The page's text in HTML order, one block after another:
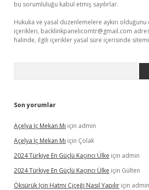
bu sorumluluğu kabul etmiş sayılırlar.
Hukuka ve yasal düzenlemelere aykırı
içerikleri, backlinkpanelicomtr@gmail.com
halinde, ilgili içerikler yasal süre içerisinde
Son yorumlar
Açelya Iç Mekan Mı için admin
Açelya Iç Mekan Mı için Çolak
2024 Türkiye En Güçlü Kaçıncı Ülke için admin
2024 Türkiye En Güçlü Kaçıncı Ülke için Gülten
Öksürük Için Hatmi Çiçeği Nasıl Yapılır için admin